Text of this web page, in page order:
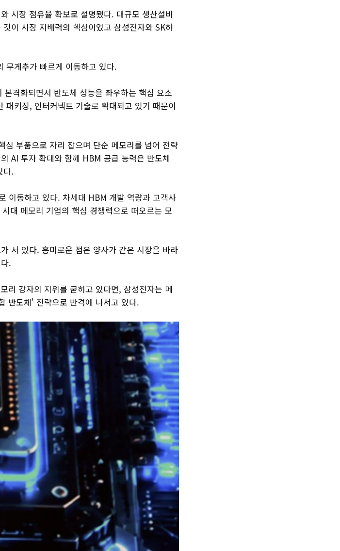
시장 점유율 확보로 설명됐다. 대규모 생산설비
이 시장 지배력의 핵심이었고 삼성전자와 SK하
무게추가 빠르게 이동하고 있다.
격화되면서 반도체 성능을 좌우하는 핵심 요소
키징, 인터커넥트 기술로 확대되고 있기 때문이
부품으로 자리 잡으며 단순 메모리를 넘어 전략
AI 투자 확대와 함께 HBM 공급 능력은 반도체
다.
이동하고 있다. 차세대 HBM 개발 역량과 고객사
대 메모리 기업의 핵심 경쟁력으로 떠오르는 모
서 있다. 흥미로운 점은 양사가 같은 시장을 바라
.
리 강자의 지위를 굳히고 있다면, 삼성전자는 메
반도체' 전략으로 반격에 나서고 있다.